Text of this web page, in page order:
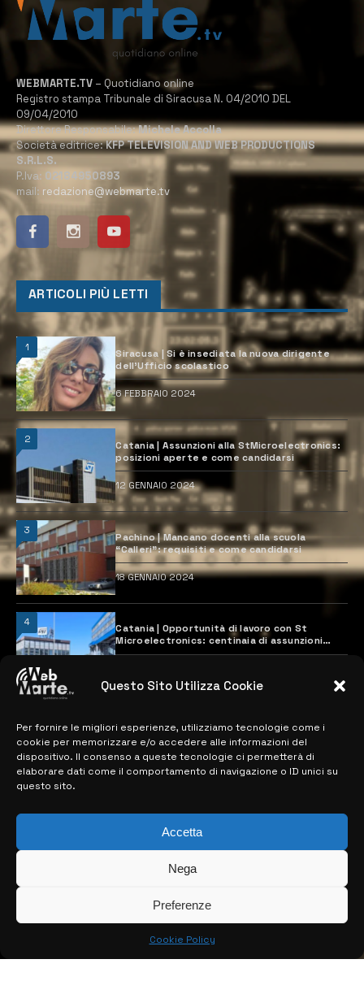
Questo Sito Utilizza Cookie
Per fornire le migliori esperienze, utilizziamo tecnologie come i
cookie per memorizzare e/o accedere alle informazioni del
dispositivo. Il consenso a queste tecnologie ci permetterà di
elaborare dati come il comportamento di navigazione o ID unici su
questo sito.
Accetta
Nega
Preferenze
Cookie Policy
WEBMARTE.TV – Quotidiano online
Registro stampa Tribunale di Siracusa N. 04/2010 DEL
09/04/2010
Direttore Responsabile:Michele Accolla
Società editrice:KFP TELEVISION AND WEB PRODUCTIONS
S.R.L.S.
P.Iva: 02184950893
mail: redazione@webmarte.tv
ARTICOLI PIÙ LETTI
1
Siracusa | Si è insediata la nuova dirigente
dell’Ufficio scolastico
6 FEBBRAIO 2024
2
Catania | Assunzioni alla StMicroelectronics:
posizioni aperte e come candidarsi
12 GENNAIO 2024
3
Pachino | Mancano docenti alla scuola
“Calleri”: requisiti e come candidarsi
18 GENNAIO 2024
4
Catania | Opportunità di lavoro con St
Microelectronics: centinaia di assunzioni
previste
MAPPA DEL SITO
> NOTIZIE